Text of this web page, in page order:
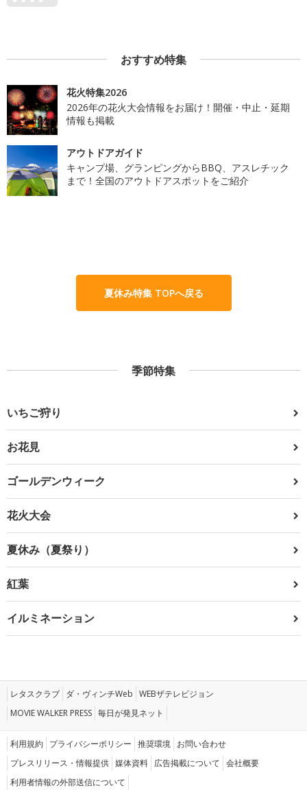
おすすめ特集
花火特集2026
2026年の花火大会情報をお届け！開催・中止・延期
情報も掲載
アウトドアガイド
キャンプ場、グランピングからBBQ、アスレチック
まで！全国のアウトドアスポットをご紹介
夏休み特集 TOPへ戻る
季節特集
いちご狩り
お花見
ゴールデンウィーク
花火大会
夏休み（夏祭り）
紅葉
イルミネーション
レタスクラブ ダ・ヴィンチWeb WEBザテレビジョン
MOVIE WALKER PRESS 毎日が発見ネット
利用規約 プライバシーポリシー 推奨環境 お問い合わせ
プレスリリース・情報提供 媒体資料 広告掲載について 会社概要
利用者情報の外部送信について